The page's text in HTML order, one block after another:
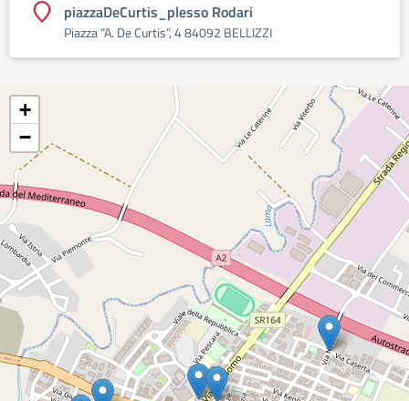
piazzaDeCurtis_plesso Rodari
Piazza “A. De Curtis”, 4 84092 BELLIZZI
+
−